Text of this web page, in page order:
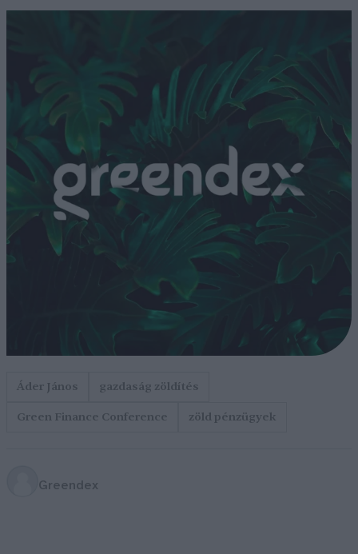
Áder János
gazdaság zöldítés
Green Finance Conference
zöld pénzügyek
Greendex